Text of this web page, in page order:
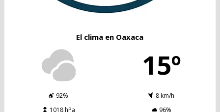
El clima en Oaxaca
15º
92%
8 km/h
1018 hPa
96%